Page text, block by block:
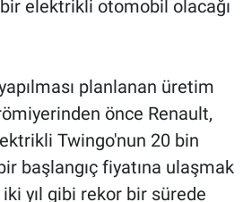
elektrikli otomobil olacağı
planlanan üretim
önce Renault,
Twingo'nun 20 bin
başlangıç fiyatına ulaşmak
yıl gibi rekor bir sürede